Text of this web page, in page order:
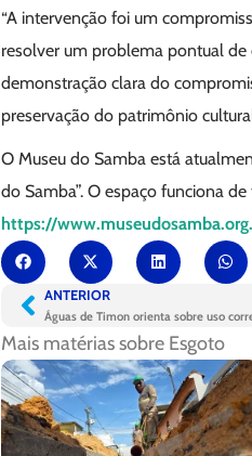
“A intervenção foi um
resolver um problema pontual
demonstração clara do
preservação do patrimônio
O Museu do Samba está
do Samba”. O espaço funciona
https://
ANTERIOR
Águas de Timon orienta sobre uso
Mais matérias sobre Esgoto